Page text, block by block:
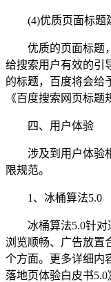
(4)优质页面标题
优质的页面标题，
给搜索用户有效的引
的标题，百度将会给
《百度搜索网页标题
四、用户体验
涉及到用户体验相
限规范。
1、冰桶算法5.0
冰桶算法5.0针对
浏览顺畅、广告放置
个方面。更多详细内
落地页体验白皮书5.0